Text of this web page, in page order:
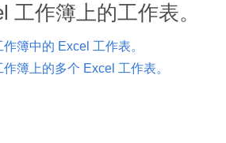
工作簿上的工作表。
簿中的 Excel 工作表。
簿上的多个 Excel 工作表。